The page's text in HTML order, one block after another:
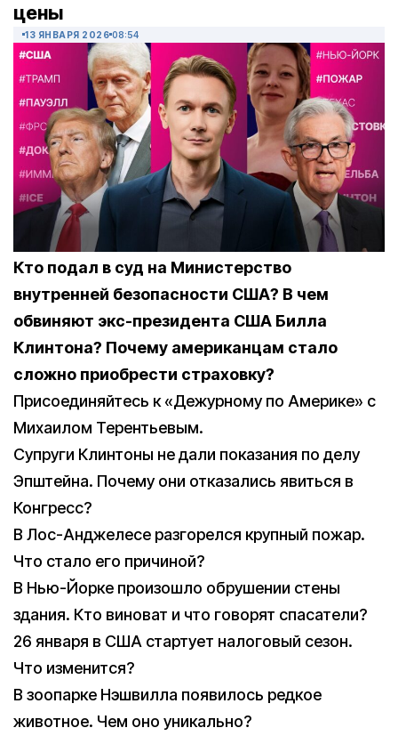
цены
13 ЯНВАРЯ 2026 08:54
Кто подал в суд на Министерство
внутренней безопасности США? В чем
обвиняют экс-президента США Билла
Клинтона? Почему американцам стало
сложно приобрести страховку?
Присоединяйтесь к «Дежурному по Америке» с
Михаилом Терентьевым.
Супруги Клинтоны не дали показания по делу
Эпштейна. Почему они отказались явиться в
Конгресс?
В Лос-Анджелесе разгорелся крупный пожар.
Что стало его причиной?
В Нью-Йорке произошло обрушении стены
здания. Кто виноват и что говорят спасатели?
26 января в США стартует налоговый сезон.
Что изменится?
В зоопарке Нэшвилла появилось редкое
животное. Чем оно уникально?